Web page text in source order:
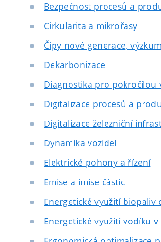
Bezpečnost procesů a
Cirkularita a mikrořasy
Čipy nové generace,
Dekarbonizace
Diagnostika pro pokročilou
Digitalizace procesů a
Digitalizace železniční
Dynamika vozidel
Elektrické pohony a řízení
Emise a imise částic
Energetické využití biopaliv
Energetické využití vodíku